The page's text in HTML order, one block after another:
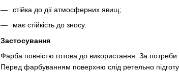
стійка до дії атмосферних явищ;
має стійкість до зносу.
Застосування
Фарба повністю готова до використання. За
Перед фарбуванням поверхню слід ретельно